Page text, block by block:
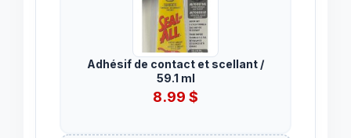
Adhésif de contact et scellant /
59.1 ml
8.99 $